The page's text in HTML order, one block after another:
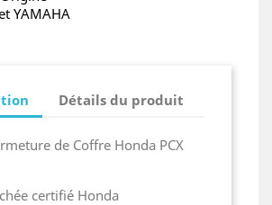
YAMAHA
Détails du produit
de Coffre Honda PCX
certifié Honda